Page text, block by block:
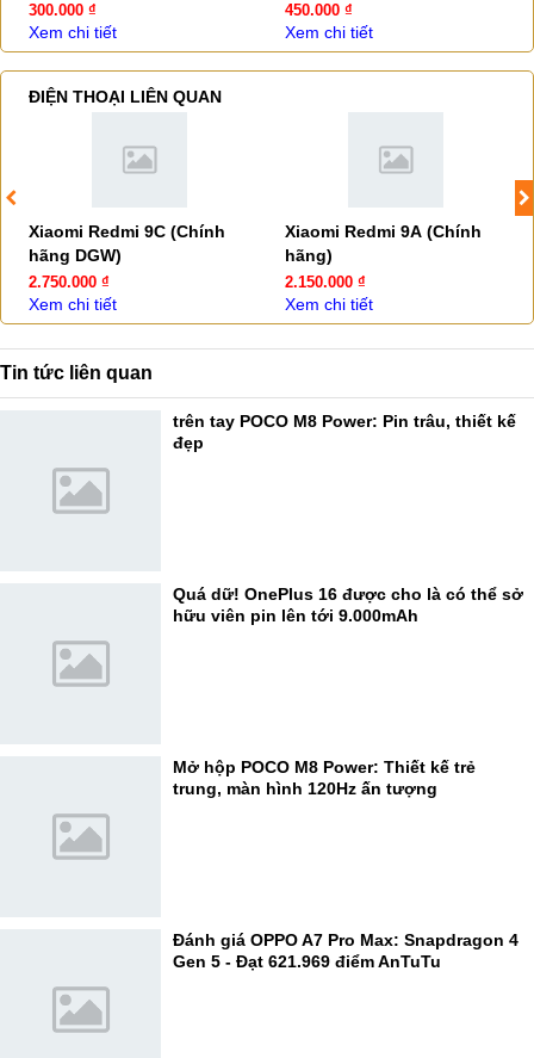
300.000 ₫
Xem chi tiết
450.000 ₫
Xem chi tiết
ĐIỆN THOẠI LIÊN QUAN
Xiaomi Redmi 9C (Chính
hãng DGW)
2.750.000 ₫
Xem chi tiết
Xiaomi Redmi 9A (Chính
hãng)
2.150.000 ₫
Xem chi tiết
Tin tức liên quan
trên tay POCO M8 Power: Pin trâu, thiết kế
đẹp
Quá dữ! OnePlus 16 được cho là có thể sở
hữu viên pin lên tới 9.000mAh
Mở hộp POCO M8 Power: Thiết kế trẻ
trung, màn hình 120Hz ấn tượng
Đánh giá OPPO A7 Pro Max: Snapdragon 4
Gen 5 - Đạt 621.969 điểm AnTuTu